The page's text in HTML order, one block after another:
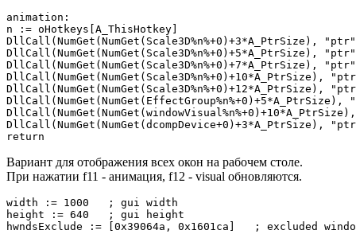
animation:
n := oHotkeys[A_ThisHotkey]
DllCall(NumGet(NumGet(Scale3D%n%+0)+3*A_PtrSize),
DllCall(NumGet(NumGet(Scale3D%n%+0)+5*A_PtrSize),
DllCall(NumGet(NumGet(Scale3D%n%+0)+7*A_PtrSize),
DllCall(NumGet(NumGet(dcompDevice+0)+3*A_PtrSize),
return
Вариант для отображения всех окон на рабочем столе.
При нажатии f11 - анимация, f12 - visual обновляются.
width := 1000   ; gui width
height := 640   ; gui height
hwndsExclude := [0x39064a, 0x1601ca]   ; excluded